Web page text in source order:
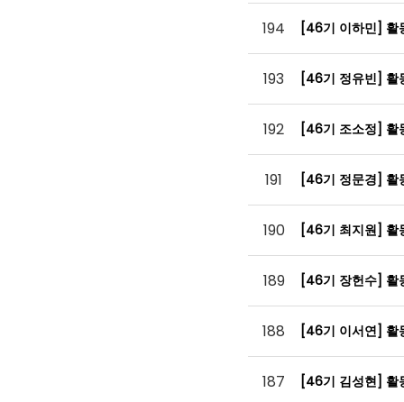
194 [46기 이하민] 활
193 [46기 정유빈] 활
192 [46기 조소정] 활
191 [46기 정문경] 활
190 [46기 최지원] 활
189 [46기 장헌수] 활
188 [46기 이서연] 활
187 [46기 김성현] 활